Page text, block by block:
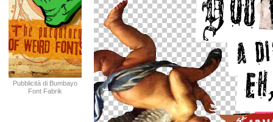
Pubblicità di Bumbayo
Font Fabrik